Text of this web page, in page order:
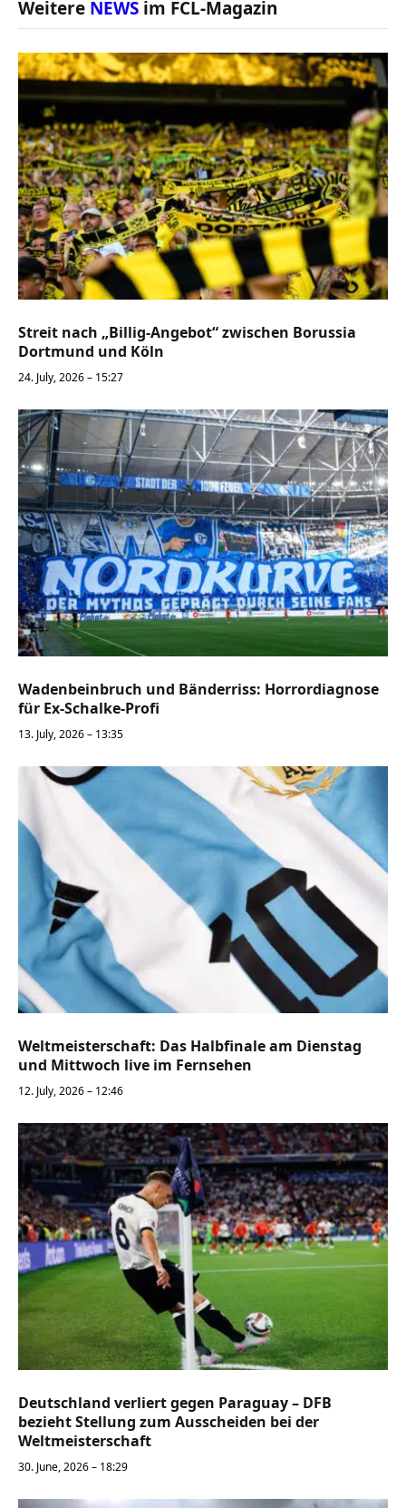
Weitere NEWS im FCL-Magazin
Streit nach „Billig-Angebot“ zwischen Borussia
Dortmund und Köln
24. July, 2026 – 15:27
Wadenbeinbruch und Bänderriss: Horrordiagnose
für Ex-Schalke-Profi
13. July, 2026 – 13:35
Weltmeisterschaft: Das Halbfinale am Dienstag
und Mittwoch live im Fernsehen
12. July, 2026 – 12:46
Deutschland verliert gegen Paraguay – DFB
bezieht Stellung zum Ausscheiden bei der
Weltmeisterschaft
30. June, 2026 – 18:29